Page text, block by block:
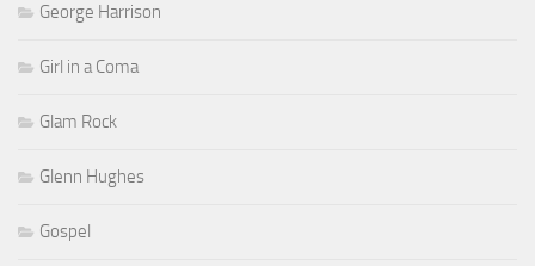
George Harrison
Girl in a Coma
Glam Rock
Glenn Hughes
Gospel